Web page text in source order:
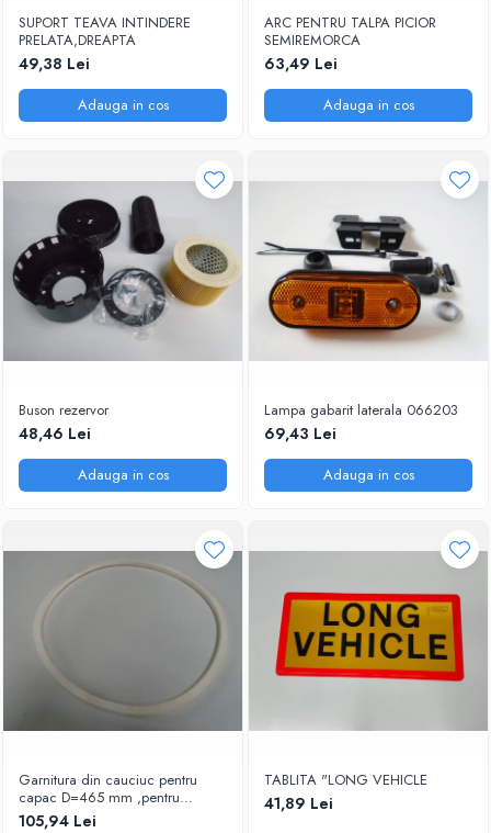
SUPORT TEAVA INTINDERE
PRELATA,DREAPTA
49,38 Lei
Adauga in cos
ARC PENTRU TALPA PICIOR
SEMIREMORCA
63,49 Lei
Adauga in cos
Buson rezervor
48,46 Lei
Adauga in cos
Lampa gabarit laterala 066203
69,43 Lei
Adauga in cos
Garnitura din cauciuc pentru
capac D=465 mm ,pentru
SPITZER SILO
105,94 Lei
TABLITA "LONG VEHICLE
41,89 Lei